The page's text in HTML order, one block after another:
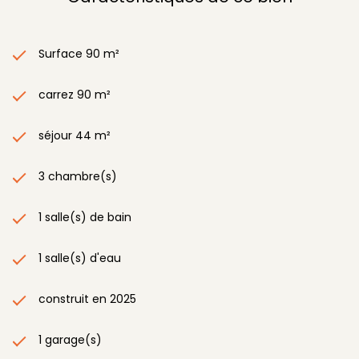
Surface 90 m²
carrez 90 m²
séjour 44 m²
3 chambre(s)
1 salle(s) de bain
1 salle(s) d'eau
construit en 2025
1 garage(s)